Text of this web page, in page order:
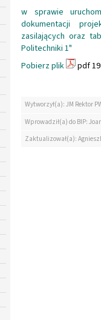
w sprawie
dokumentacji
zasilających oraz
Politechniki 1"
Pobierz plik
pdf
Wytworzył(a): JM Rektor
Wprowadził(a) do BIP:
Zaktualizował(a):